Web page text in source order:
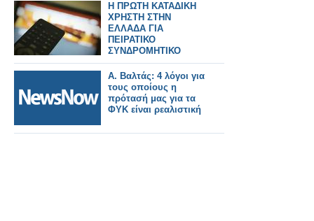
Η ΠΡΩΤΗ ΚΑΤΑΔΙΚΗ
ΧΡΗΣΤΗ ΣΤΗΝ
ΕΛΛΑΔΑ ΓΙΑ
ΠΕΙΡΑΤΙΚΟ
ΣΥΝΔΡΟΜΗΤΙΚΟ
ΠΕΡΙΕΧΟΜΕΝΟ
Α. Βαλτάς: 4 λόγοι για
τους οποίους η
πρότασή μας για τα
ΦΥΚ είναι ρεαλιστική